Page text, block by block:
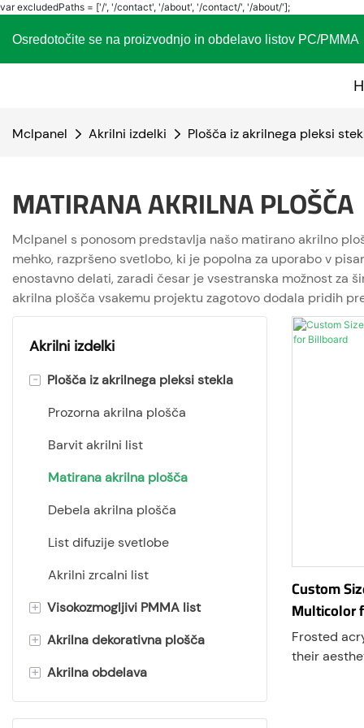
var excludedPaths = ['/', '/contact', '/about', '/contact/', '/about/'];
Osredotočite se na proizvodnjo in obdelavo listov PC/
Mclpanel Akrilni izdelki Plošča iz akrilnega pleksi
MATIRANA AKRILNA PLOŠČA
Mclpanel s ponosom predstavlja našo matirano akrilno
mehko, razpršeno svetlobo, ki je popolna za uporabo v
enostavno delati, zaradi česar je vsestranska možnost za
akrilna plošča vsakemu projektu zagotovo dodala pridih
Akrilni izdelki
-
Plošča iz akrilnega pleksi stekla
Prozorna akrilna plošča
Barvit akrilni list
Matirana akrilna plošča
Debela akrilna plošča
List difuzije svetlobe
Akrilni zrcalni list
+ Visokozmogljivi PMMA list
Akrilni list, odporen proti
Akrilni list, odporen proti
+ Akrilna dekorativna plošča
Svetlovodna plošča
Akril gradientne barve
+ Akrilna obdelava
Akrilna škatla
Custom
Multicolor
Frosted
their